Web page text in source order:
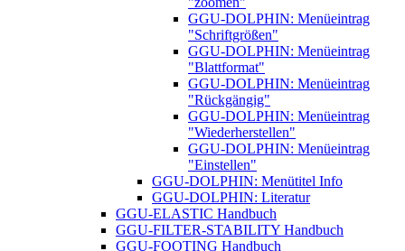
GGU-DOLPHIN: Menüeintrag
"Schriftgrößen"
GGU-DOLPHIN: Menüeintrag
"Blattformat"
GGU-DOLPHIN: Menüeintrag
"Rückgängig"
GGU-DOLPHIN: Menüeintrag
"Wiederherstellen"
GGU-DOLPHIN: Menüeintrag
"Einstellen"
GGU-DOLPHIN: Menütitel Info
GGU-DOLPHIN: Literatur
GGU-ELASTIC Handbuch
GGU-FILTER-STABILITY Handbuch
GGU-FOOTING Handbuch